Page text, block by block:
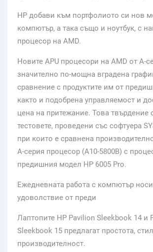
HP добави към портфолиото си нов
компютър, а така също и ноутбук, с
процесор на AMD.
Новите APU процесори на AMD от A-
значително по-мощна вградена
сравнение с продуктите им от
както и подобрена управляемост и
цена на притежание. Това твърдение
тестовете, проведени със софтуера
при които е сравнена
A-серия процесор (A10-5800B) с
предишния модел HP 6005 Pro.
Ежедневната работа с компютър
удоволствие от преди
Лаптопите HP Pavilion Sleekbook 14 и
Sleekbook 15 предлагат простота,
производителност.